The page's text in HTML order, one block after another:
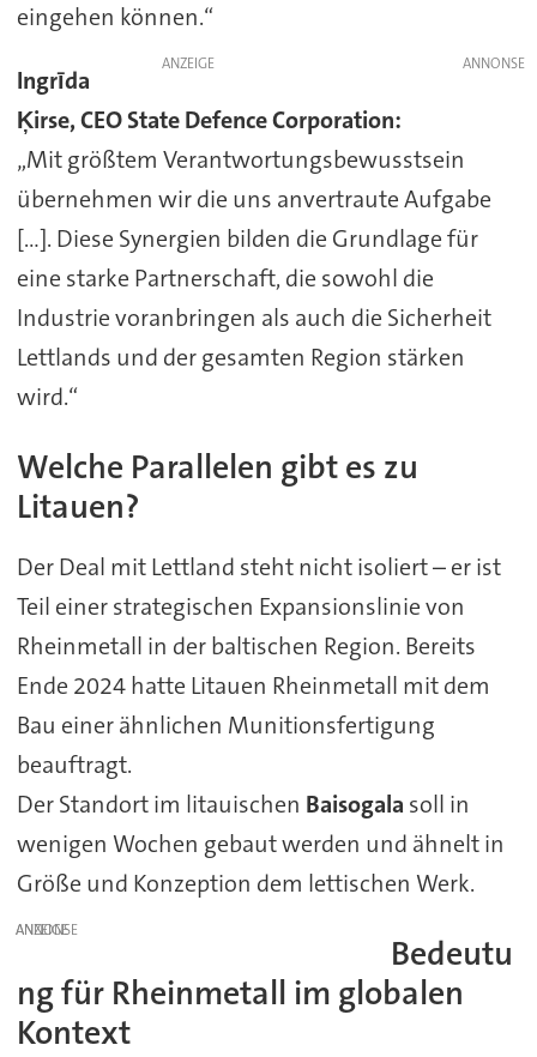
eingehen können.“
ANZEIGE
Ingrīda
Ķirse, CEO State Defence Corporation:
„Mit größtem Verantwortungsbewusstsein
übernehmen wir die uns anvertraute Aufgabe
[...]. Diese Synergien bilden die Grundlage für
eine starke Partnerschaft, die sowohl die
Industrie voranbringen als auch die Sicherheit
Lettlands und der gesamten Region stärken
wird.“
Welche Parallelen gibt es zu
Litauen?
Der Deal mit Lettland steht nicht isoliert – er ist
Teil einer strategischen Expansionslinie von
Rheinmetall in der baltischen Region. Bereits
Ende 2024 hatte Litauen Rheinmetall mit dem
Bau einer ähnlichen Munitionsfertigung
beauftragt.
Der Standort im litauischen Baisogala soll in
wenigen Wochen gebaut werden und ähnelt in
Größe und Konzeption dem lettischen Werk.
ANZEIGE
Bedeutu
ng für Rheinmetall im globalen
Kontext